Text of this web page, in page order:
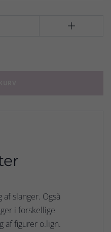

slanger. Også
i forskellige
af figurer o.lign.